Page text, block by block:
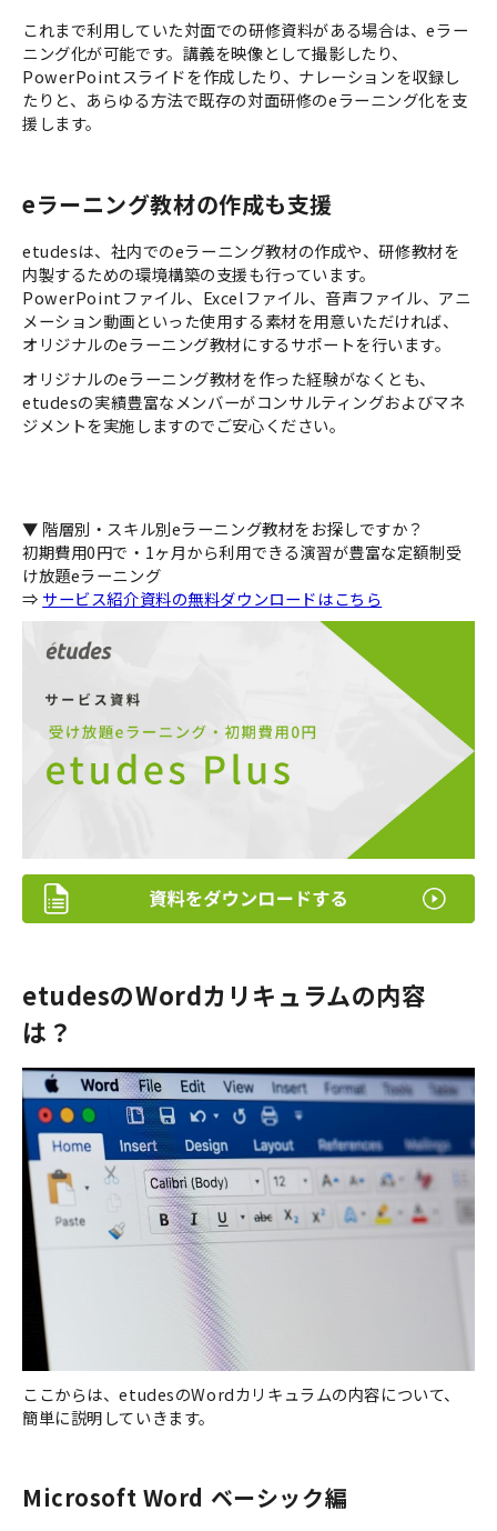
これまで利用していた対面での研修資料がある場合は、eラー
ニング化が可能です。講義を映像として撮影したり、
PowerPointスライドを作成したり、ナレーションを収録し
たりと、あらゆる方法で既存の対面研修のeラーニング化を支
援します。
eラーニング教材の作成も支援
etudesは、社内でのeラーニング教材の作成や、研修教材を
内製するための環境構築の支援も行っています。
PowerPointファイル、Excelファイル、音声ファイル、アニ
メーション動画といった使用する素材を用意いただければ、
オリジナルのeラーニング教材にするサポートを行います。
オリジナルのeラーニング教材を作った経験がなくとも、
etudesの実績豊富なメンバーがコンサルティングおよびマネ
ジメントを実施しますのでご安心ください。
▼ 階層別・スキル別eラーニング教材をお探しですか？
初期費用0円で・1ヶ月から利用できる演習が豊富な定額制受
け放題eラーニング
⇒ サービス紹介資料の無料ダウンロードはこちら
etudesのWordカリキュラムの内容
は？
ここからは、etudesのWordカリキュラムの内容について、
簡単に説明していきます。
Microsoft Word ベーシック編